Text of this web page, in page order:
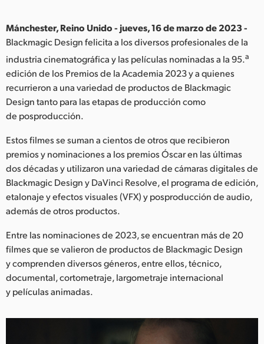
India
Italy
Korea
Mexico
Malaysia
Netherlands
Norway
Poland
Portugal
Mánchester, Reino Unido - jueves, 16 de marzo de 2023 -
Blackmagic Design felicita a los diversos profesionales de la
industria cinematográfica y las películas nominadas a la 95.a
edición de los Premios de la Academia 2023 y a quienes
recurrieron a una variedad de productos de Blackmagic
Design tanto para las etapas de producción como
de posproducción.
Estos filmes se suman a cientos de otros que recibieron
premios y nominaciones a los premios Óscar en las últimas
dos décadas y utilizaron una variedad de cámaras digitales de
Blackmagic Design y DaVinci Resolve, el programa de edición,
etalonaje y efectos visuales (VFX) y posproducción de audio,
además de otros productos.
Entre las nominaciones de 2023, se encuentran más de 20
filmes que se valieron de productos de Blackmagic Design
y comprenden diversos géneros, entre ellos, técnico,
documental, cortometraje, largometraje internacional
y películas animadas.